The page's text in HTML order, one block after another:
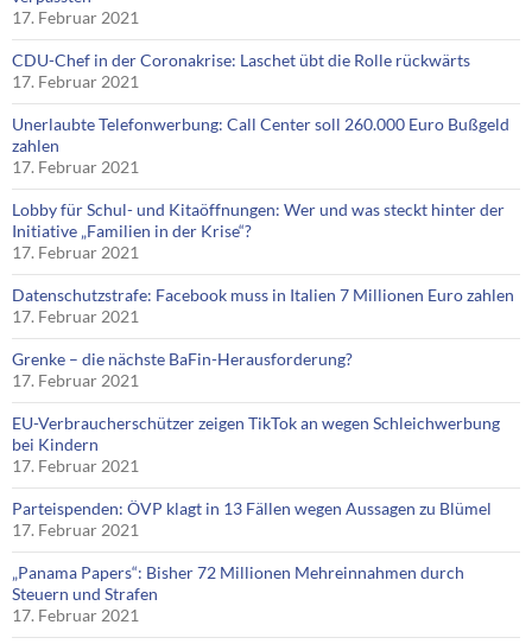
17. Februar 2021
CDU-Chef in der Coronakrise: Laschet übt die Rolle rückwärts
17. Februar 2021
Unerlaubte Telefonwerbung: Call Center soll 260.000 Euro Bußgeld
zahlen
17. Februar 2021
Lobby für Schul- und Kitaöffnungen: Wer und was steckt hinter der
Initiative „Familien in der Krise“?
17. Februar 2021
Datenschutzstrafe: Facebook muss in Italien 7 Millionen Euro zahlen
17. Februar 2021
Grenke – die nächste BaFin-Herausforderung?
17. Februar 2021
EU-Verbraucherschützer zeigen TikTok an wegen Schleichwerbung
bei Kindern
17. Februar 2021
Parteispenden: ÖVP klagt in 13 Fällen wegen Aussagen zu Blümel
17. Februar 2021
„Panama Papers“: Bisher 72 Millionen Mehreinnahmen durch
Steuern und Strafen
17. Februar 2021